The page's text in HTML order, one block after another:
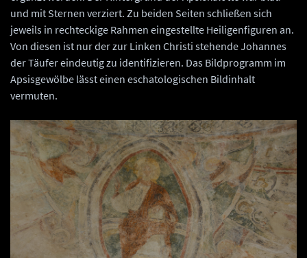
und mit Sternen verziert. Zu beiden Seiten schließen sich
jeweils in rechteckige Rahmen eingestellte Heiligenfiguren an.
Von diesen ist nur der zur Linken Christi stehende Johannes
der Täufer eindeutig zu identifizieren. Das Bildprogramm im
Apsisgewölbe lässt einen eschatologischen Bildinhalt
vermuten.